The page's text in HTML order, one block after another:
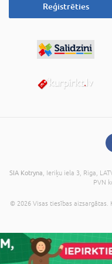
Reģistrēties
SIA Kotryna , Ieriķu iela 3, Riga,
PVN
© 2026 Visas tiesības